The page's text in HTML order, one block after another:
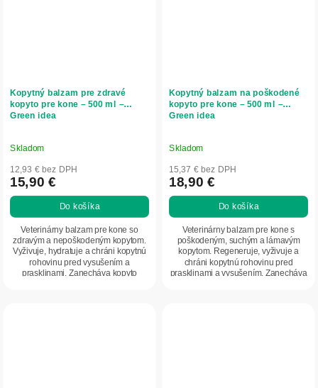
Kopytný balzam pre zdravé
kopyto pre kone – 500 ml –
Green idea
Skladom
12,93 € bez DPH
15,90 €
Do košíka
Veterinárny balzam pre kone so
zdravým a nepoškodeným kopytom.
Vyživuje, hydratuje a chráni kopytnú
rohovinu pred vysušením a
prasklinami. Zanecháva kopyto
Kopytný balzam na poškodené
kopyto pre kone – 500 ml –
Green idea
Skladom
15,37 € bez DPH
18,90 €
Do košíka
Veterinárny balzam pre kone s
poškodeným, suchým a lámavým
kopytom. Regeneruje, vyživuje a
chráni kopytnú rohovinu pred
prasklinami a vysušením. Zanecháva